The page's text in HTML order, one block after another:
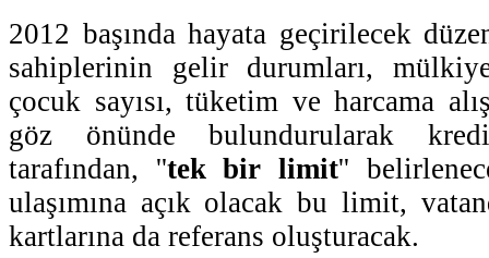
2012 başında hayata geçirilecek
sahiplerinin gelir durumları,
çocuk sayısı, tüketim ve harcama
göz önünde bulundurularak
tarafından, ''tek bir limit''
ulaşımına açık olacak bu limit,
kartlarına da referans oluşturacak.